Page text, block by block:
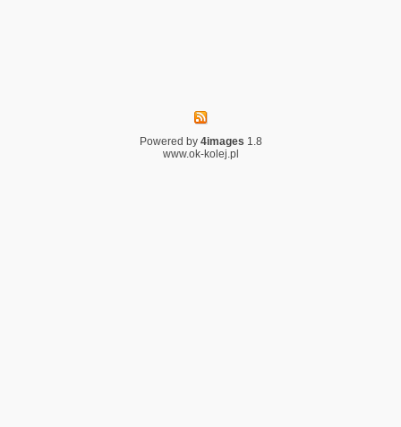
Powered by 4images 1.8
www.ok-kolej.pl